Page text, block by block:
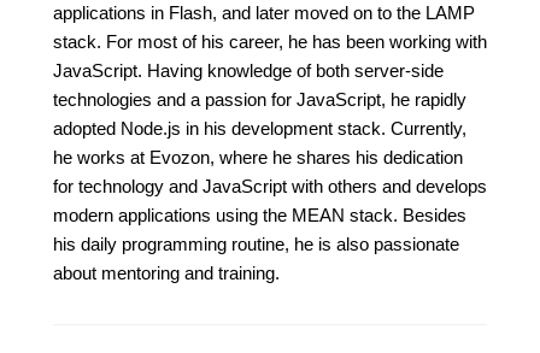
applications in Flash, and later moved on to the LAMP
stack. For most of his career, he has been working with
JavaScript. Having knowledge of both server-side
technologies and a passion for JavaScript, he rapidly
adopted Node.js in his development stack. Currently,
he works at Evozon, where he shares his dedication
for technology and JavaScript with others and develops
modern applications using the MEAN stack. Besides
his daily programming routine, he is also passionate
about mentoring and training.